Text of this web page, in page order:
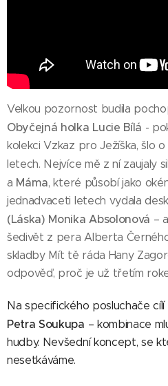
Velkou pozornost budila
Obyčejná holka Lucie Bílá -
kolekci Vzkaz pro Ježíška, šlo
letech. Nejvíce mě z ní zaujaly
a Máma, které působí jako
jednadvaceti letech vydala
(Láska) Monika Absolonová –
šedivět z pera Alberta
skladby Mít tě ráda Hany
odpověď, proč je už třetím
Na specifického posluchače cílí
Petra Soukupa – kombinace
hudby. Nevšední koncept, se
nesetkáváme.